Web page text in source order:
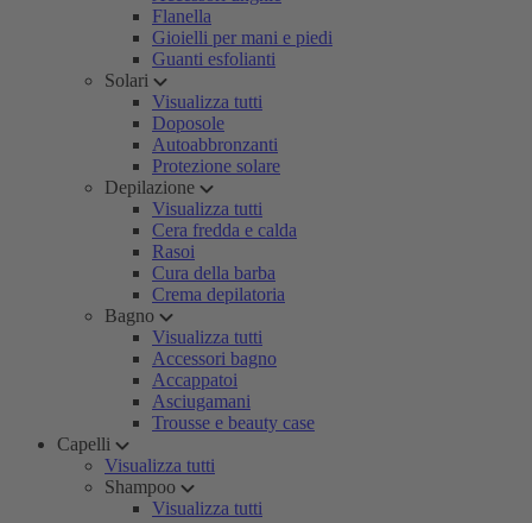
Flanella
Gioielli per mani e piedi
Guanti esfolianti
Solari
Visualizza tutti
Doposole
Autoabbronzanti
Protezione solare
Depilazione
Visualizza tutti
Cera fredda e calda
Rasoi
Cura della barba
Crema depilatoria
Bagno
Visualizza tutti
Accessori bagno
Accappatoi
Asciugamani
Trousse e beauty case
Capelli
Visualizza tutti
Shampoo
Visualizza tutti